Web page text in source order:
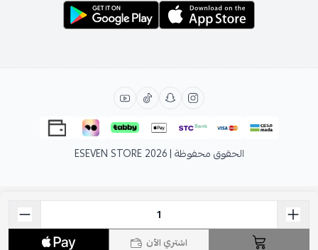
اشتري الآن
الحقوق محفوظة | 2026 ESEVEN STORE